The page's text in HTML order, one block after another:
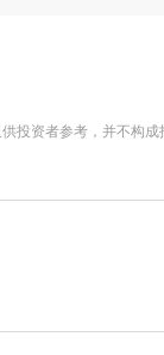
投资者参考，并不构